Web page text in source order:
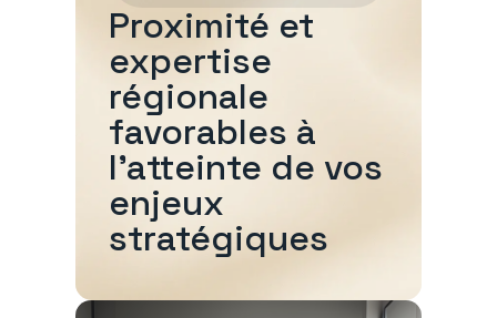
Proximité et
expertise
régionale
favorables à
l'atteinte de vos
enjeux
stratégiques